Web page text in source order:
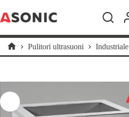
al
contenuto
Home
Pulitori ultrasuoni Industriale